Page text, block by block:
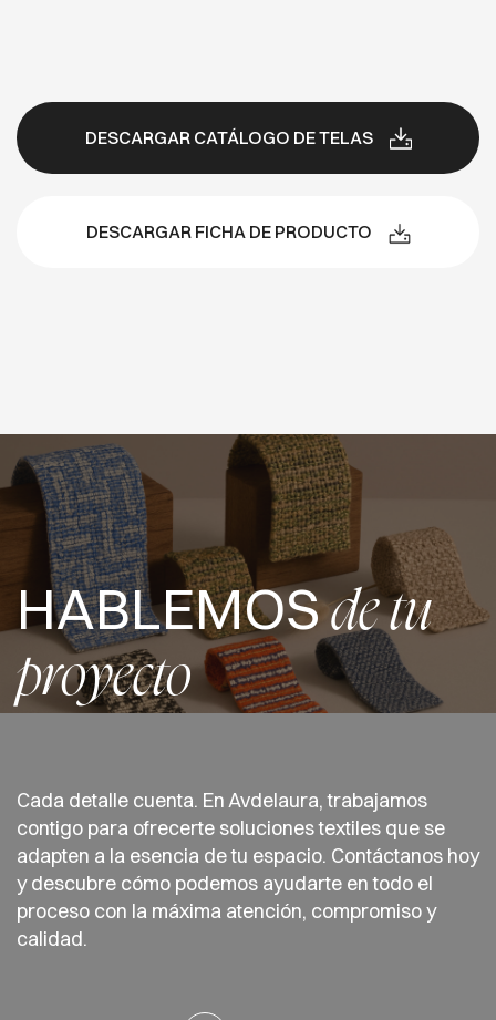
DESCARGAR CATÁLOGO DE TELAS
DESCARGAR FICHA DE PRODUCTO
HABLEMOSde tu
proyecto
Cada detalle cuenta. En Avdelaura, trabajamos
contigo para ofrecerte soluciones textiles que se
adapten a la esencia de tu espacio. Contáctanos hoy
y descubre cómo podemos ayudarte en todo el
proceso con la máxima atención, compromiso y
calidad.